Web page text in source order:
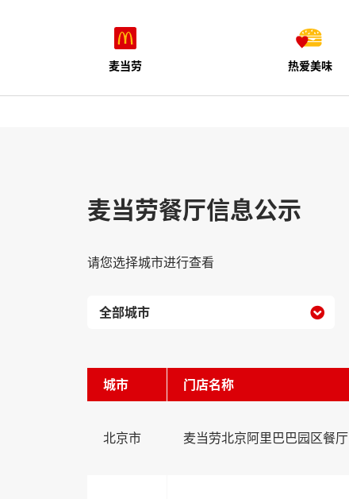
麦当劳 热爱美味
麦当劳餐厅信息公示
请您选择城市进行查看

城市 门店名称
北京市 麦当劳北京阿里巴巴园区餐厅